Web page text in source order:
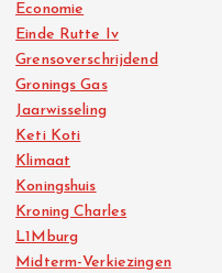
Economie
Einde Rutte Iv
Grensoverschrijdend
Gronings Gas
Jaarwisseling
Keti Koti
Klimaat
Koningshuis
Kroning Charles
L1Mburg
Midterm-Verkiezingen